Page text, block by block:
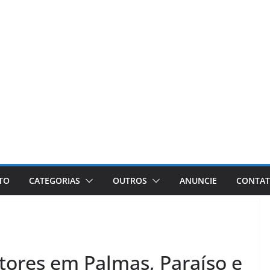
CATEGORIAS OUTROS ANUNCIE
em Palmas, Paraíso e